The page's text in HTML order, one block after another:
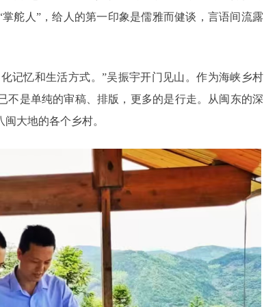
舵人”，给人的第一印象是儒雅而健谈，言语间流露
记忆和生活方式。”吴振宇开门见山。作为海峡乡村
不是单纯的审稿、排版，更多的是行走。从闽东的深
大地的各个乡村。